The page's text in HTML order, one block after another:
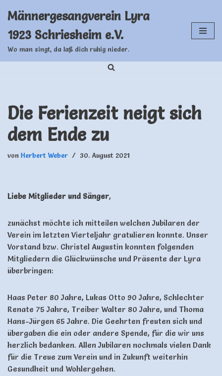
Inhalt
springen
Männergesangverein Lyra
1923 Schriesheim e.V.
Wo man singt, da laß dich ruhig nieder.
Die Ferienzeit neigt sich
dem Ende zu
von Herbert Weber 30. August 2021
Liebe Mitglieder und Sänger,
zunächst möchte ich mitteilen welchen Jubilaren der
Verein im letzten Vierteljahr gratulieren konnte. Unser
Vorstand bzw. Christel Augustin konnten folgenden
Mitgliedern die Glückwünsche und Präsente der Lyra
überbringen:
Haas Peter 80 Jahre, Lukas Otto 90 Jahre, Schlechter
Renate 75 Jahre, Treiber Walter 80 Jahre, und Thoma
Hans-Jürgen 65 Jahre. Die Geehrten freuten sich und
übergaben die ein oder andere Spende, für die wir uns
herzlich bedanken. Allen Jubilaren nochmals vielen Dank
für die Treue zum Verein und in Zukunft weiterhin
Gesundheit und Wohlergehen.